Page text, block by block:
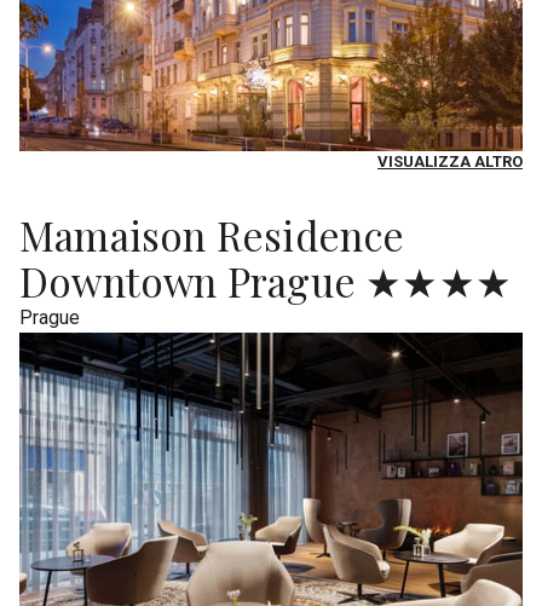
VISUALIZZA ALTRO
Mamaison Residence
Downtown Prague ★★★★
Prague